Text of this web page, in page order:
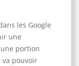
les Google
une
portion
va pouvoir